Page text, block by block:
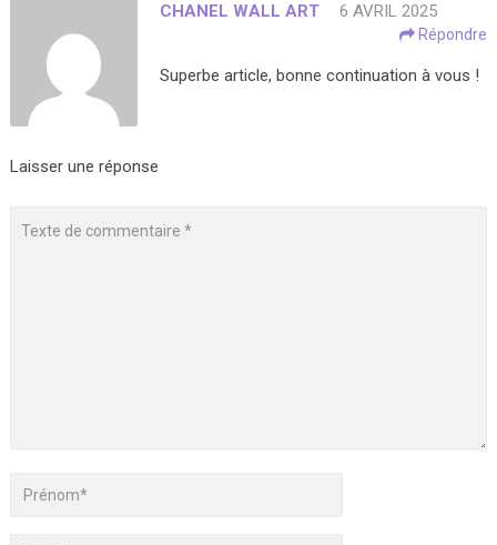
CHANEL WALL ART 6 AVRIL 2025
Répondre
Superbe article, bonne continuation à vous !
Laisser une réponse